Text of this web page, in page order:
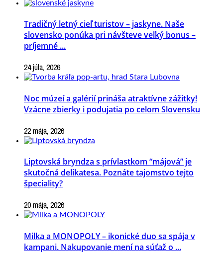
Tradičný letný cieľ turistov – jaskyne. Naše
slovensko ponúka pri návšteve veľký bonus –
príjemné ...
24 júla, 2026
Noc múzeí a galérií prináša atraktívne zážitky!
Vzácne zbierky i podujatia po celom Slovensku
22 mája, 2026
Liptovská bryndza s prívlastkom “májová” je
skutočná delikatesa. Poznáte tajomstvo tejto
špeciality?
20 mája, 2026
Milka a MONOPOLY – ikonické duo sa spája v
kampani. Nakupovanie mení na súťaž o ...